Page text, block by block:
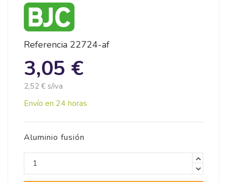
Referencia 22724-af
3,05 €
2,52 € s/iva
Envío en 24 horas
Aluminio fusión